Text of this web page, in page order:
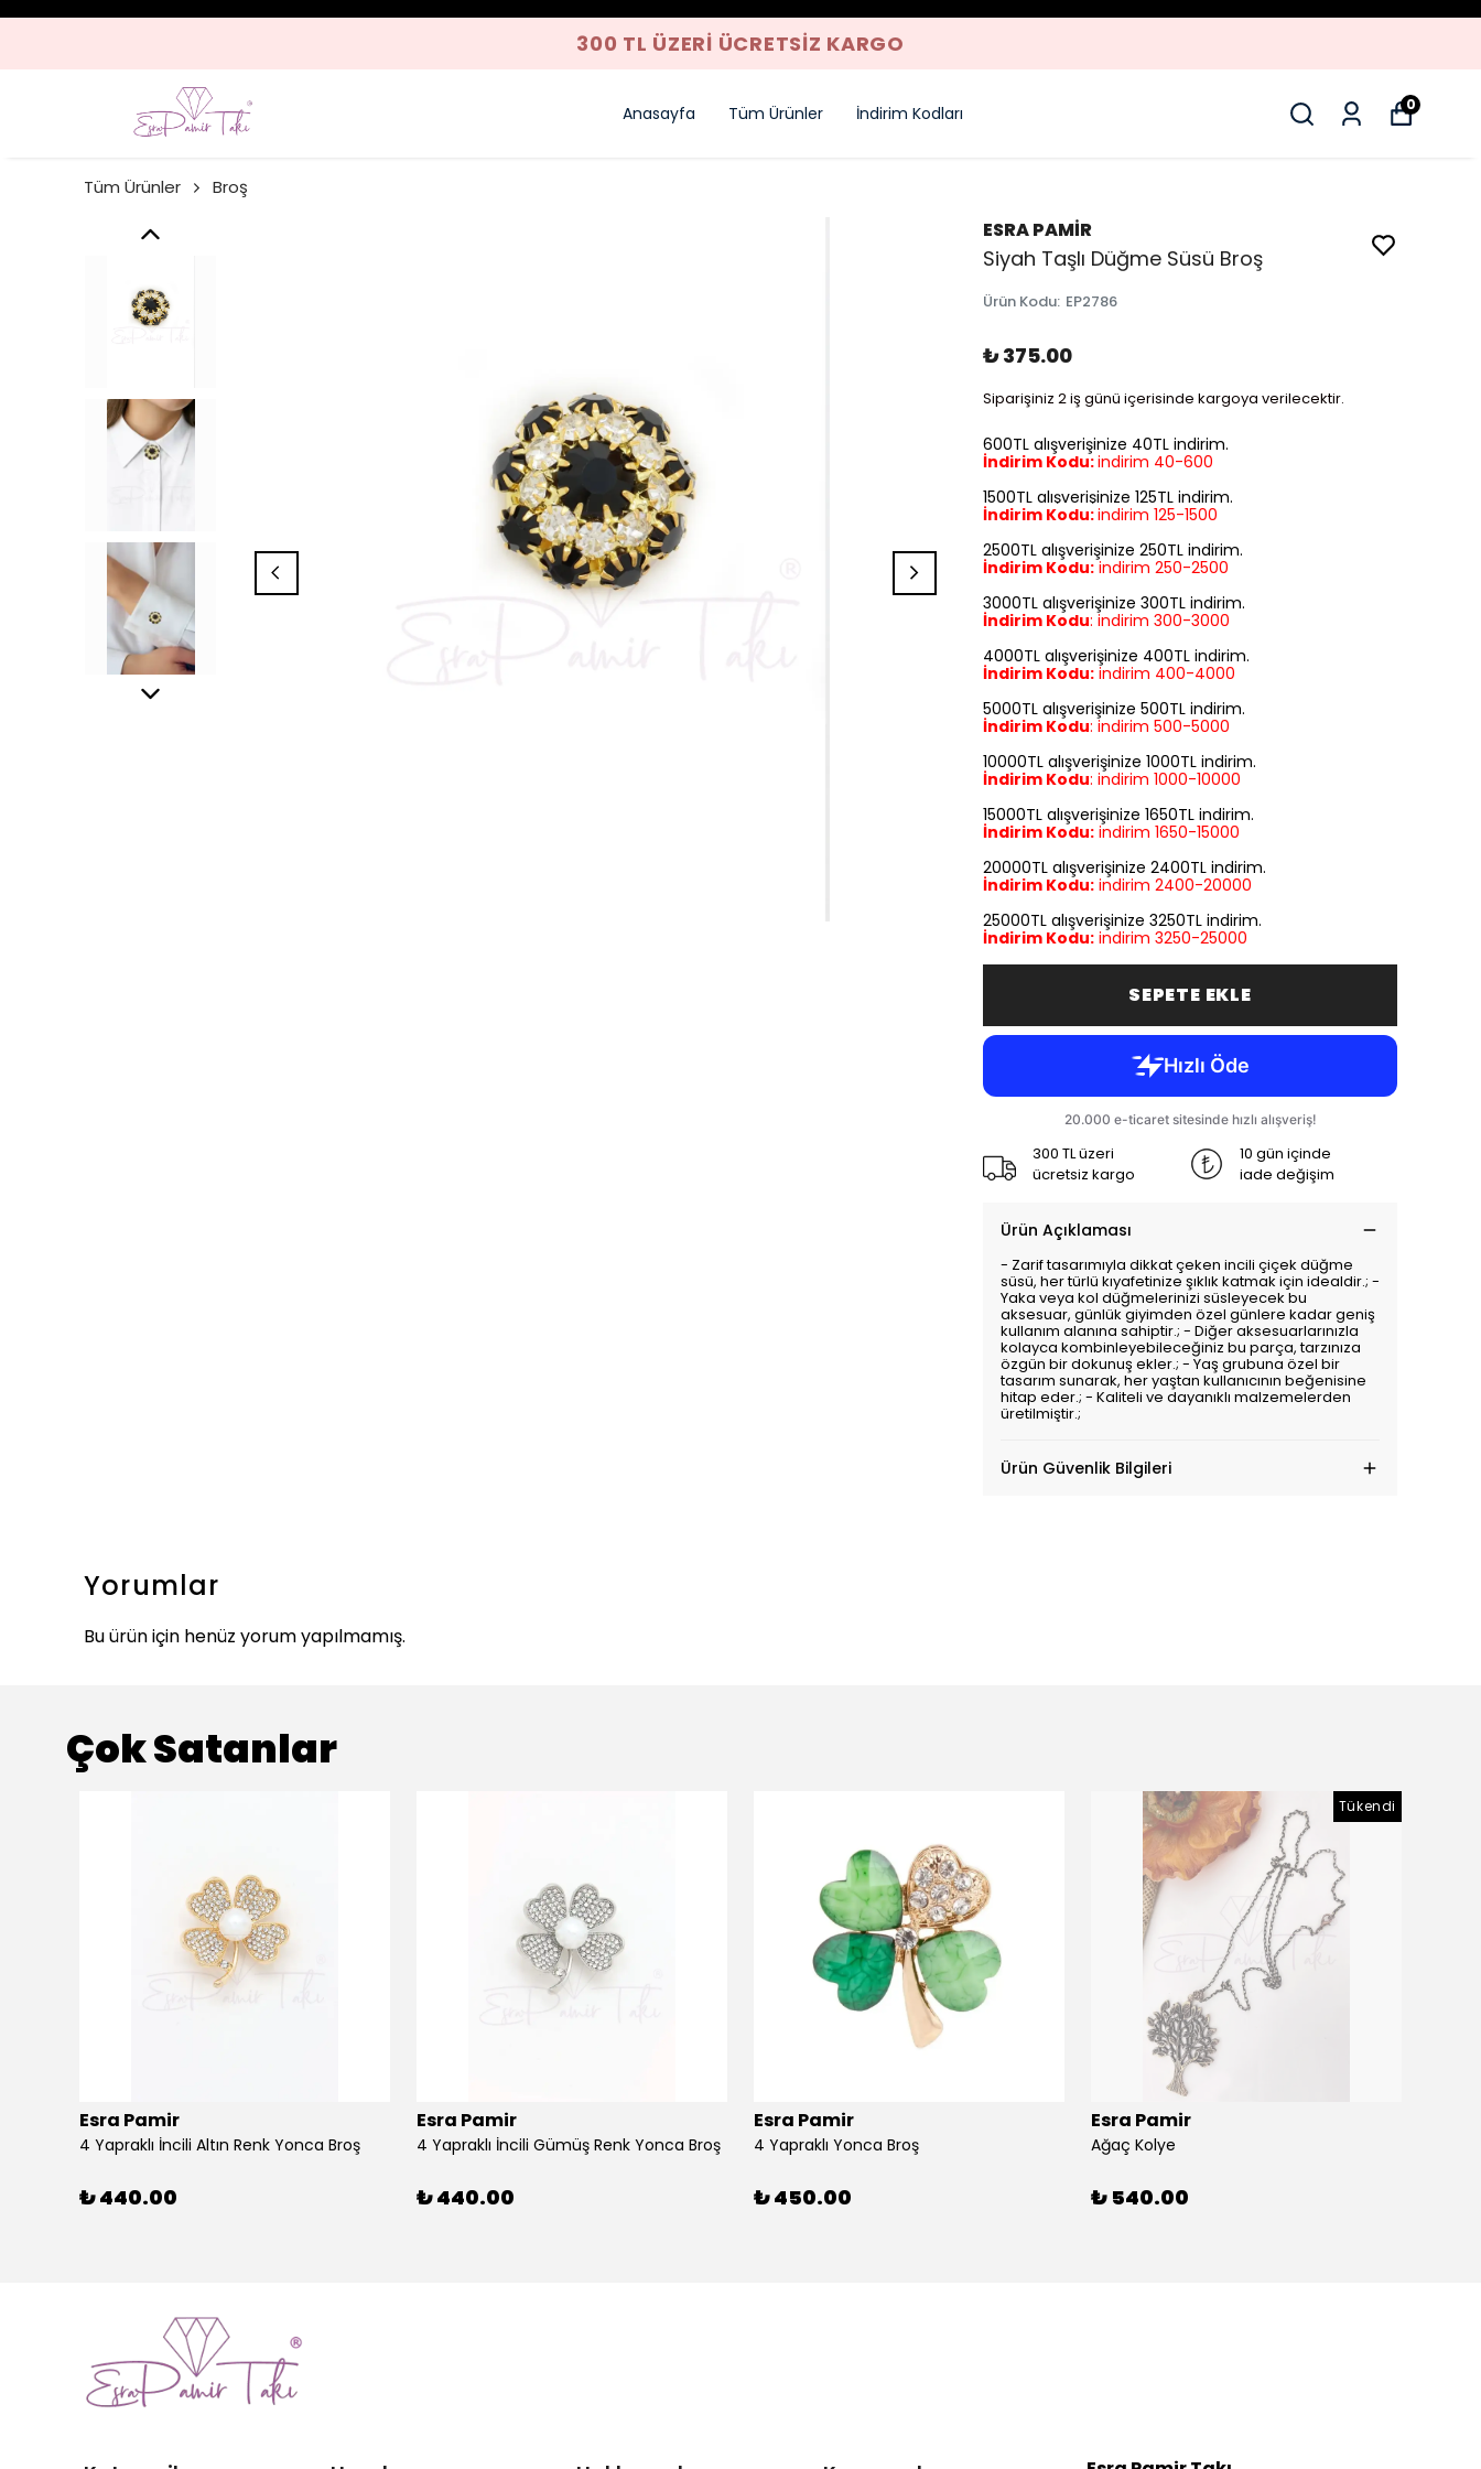
300 TL ÜZERI ÜCRETSIZ KARGO
Anasayfa Tüm Ürünler İndirim Kodları 0
Tüm Ürünler Broş
ESRA PAMİR
Siyah Taşlı Düğme Süsü Broş
Ürün Kodu: EP2786
₺ 375.00
Siparişiniz 2 iş günü içerisinde kargoya verilecektir.
600TL alışverişinize 40TL indirim.
İndirim Kodu:indirim 40-600
1500TL alışverişinize 125TL indirim.
İndirim Kodu:indirim 125-1500
2500TL alışverişinize 250TL indirim.
İndirim Kodu: indirim 250-2500
3000TL alışverişinize 300TL indirim.
İndirim Kodu: indirim 300-3000
4000TL alışverişinize 400TL indirim.
İndirim Kodu: indirim 400-4000
5000TL alışverişinize 500TL indirim.
İndirim Kodu: indirim 500-5000
10000TL alışverişinize 1000TL indirim.
İndirim Kodu: indirim 1000-10000
15000TL alışverişinize 1650TL indirim.
İndirim Kodu: indirim 1650-15000
20000TL alışverişinize 2400TL indirim.
İndirim Kodu: indirim 2400-20000
25000TL alışverişinize 3250TL indirim.
İndirim Kodu: indirim 3250-25000
SEPETE EKLE
300 TL üzeri
ücretsiz kargo
10 gün içinde
iade değişim
Ürün Açıklaması
- Zarif tasarımıyla dikkat çeken incili çiçek düğme
süsü, her türlü kıyafetinize şıklık katmak için idealdir.; -
Yaka veya kol düğmelerinizi süsleyecek bu
aksesuar, günlük giyimden özel günlere kadar geniş
kullanım alanına sahiptir.; - Diğer aksesuarlarınızla
kolayca kombinleyebileceğiniz bu parça, tarzınıza
özgün bir dokunuş ekler.; - Yaş grubuna özel bir
tasarım sunarak, her yaştan kullanıcının beğenisine
hitap eder.; - Kaliteli ve dayanıklı malzemelerden
üretilmiştir.;
Ürün Güvenlik Bilgileri
Yorumlar
Bu ürün için henüz yorum yapılmamış.
Çok Satanlar
Esra Pamir
4 Yapraklı İncili Altın Renk Yonca Broş
₺ 440.00
Esra Pamir
4 Yapraklı İncili Gümüş Renk Yonca Broş
₺ 440.00
Esra Pamir
4 Yapraklı Yonca Broş
₺ 450.00
Tükendi
Esra Pamir
Ağaç Kolye
₺ 540.00